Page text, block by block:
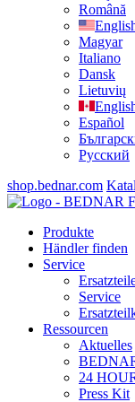
Română
Magyar
Italiano
Dansk
Lietuvių
Español
Русский
shop.bednar.com
Produkte
Händler finden
Service
Service
Ressourcen
Aktuelles
24
Press Kit